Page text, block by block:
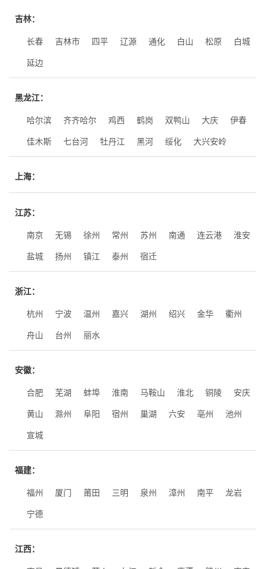
吉林：
长春
吉林市 四平 辽源 通化 白山 松原
白城
延边
黑龙江：
哈尔滨
齐齐哈尔 鸡西 鹤岗 双鸭山 大庆
伊春
佳木斯
七台河 牡丹江 黑河 绥化 大兴安岭
上海：
江苏：
南京
无锡 徐州 常州 苏州 南通 连云港
淮安
盐城
扬州 镇江 泰州 宿迁
浙江：
杭州
宁波 温州 嘉兴 湖州 绍兴 金华
衢州
舟山
台州 丽水
安徽：
合肥
芜湖 蚌埠 淮南 马鞍山 淮北 铜陵
安庆
黄山
滁州 阜阳 宿州 巢湖 六安 亳州
池州
宣城
福建：
福州
厦门 莆田 三明 泉州 漳州 南平
龙岩
宁德
江西：